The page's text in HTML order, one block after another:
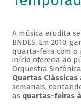
A música erudita
BNDES. Em 2010,
quarta-feira com o
início oferecia ao
Orquestra
Quartas Clássicas
semanais,
as quartas-feiras